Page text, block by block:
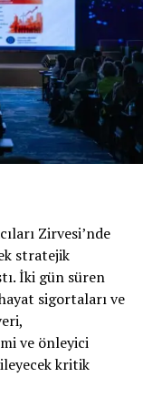
fiyatlar
konuşma yapan
olduklarına
Zirvesi’nde
stratejik
İki gün süren
sigortaları ve
ve önleyici
kritik